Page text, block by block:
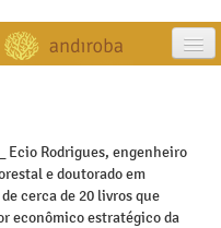
Ecio Rodrigues, engenheiro
e doutorado em
cerca de 20 livros que
econômico estratégico da